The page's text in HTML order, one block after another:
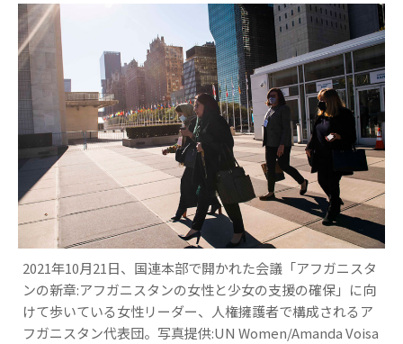
2021年10月21日、国連本部で開かれた会議「アフガニスタ
ンの新章:アフガニスタンの女性と少女の支援の確保」に向
けて歩いている女性リーダー、人権擁護者で構成されるア
フガニスタン代表団。写真提供:UN Women/Amanda Voisa